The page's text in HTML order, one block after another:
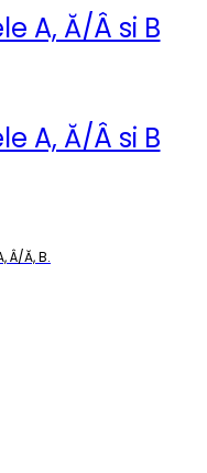
A, Ă/Â si B
A, Ă/Â si B
Â/Ă, B.